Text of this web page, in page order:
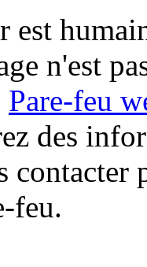
est
n'est
Pare-feu
des
contacter
feu.